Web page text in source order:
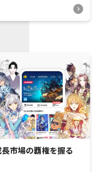
市場の覇権を握る